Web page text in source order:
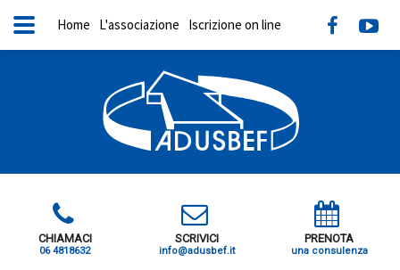
CHIAMACI
06 4818632
SCRIVICI
info@adusbef.it
PRENOTA
una consulenza
Home L'associazione Iscrizione on line